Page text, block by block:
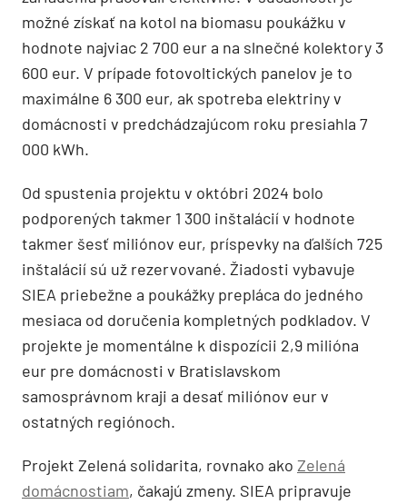
možné získať na kotol na biomasu poukážku v
hodnote najviac 2 700 eur a na slnečné kolektory 3
600 eur. V prípade fotovoltických panelov je to
maximálne 6 300 eur, ak spotreba elektriny v
domácnosti v predchádzajúcom roku presiahla 7
000 kWh.
Od spustenia projektu v októbri 2024 bolo
podporených takmer 1 300 inštalácií v hodnote
takmer šesť miliónov eur, príspevky na ďalších 725
inštalácií sú už rezervované. Žiadosti vybavuje
SIEA priebežne a poukážky prepláca do jedného
mesiaca od doručenia kompletných podkladov. V
projekte je momentálne k dispozícii 2,9 milióna
eur pre domácnosti v Bratislavskom
samosprávnom kraji a desať miliónov eur v
ostatných regiónoch.
Projekt Zelená solidarita, rovnako ako Zelená
domácnostiam, čakajú zmeny. SIEA pripravuje